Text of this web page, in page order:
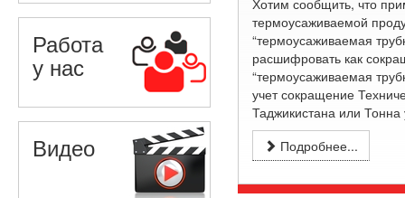
Работа
у нас
Видео
Хотим сообщить, что
термоусаживаемой
“термоусаживаемая
расшифровать как
“термоусаживаемая
учет сокращение
Таджикистана или Тонна
Подробнее...